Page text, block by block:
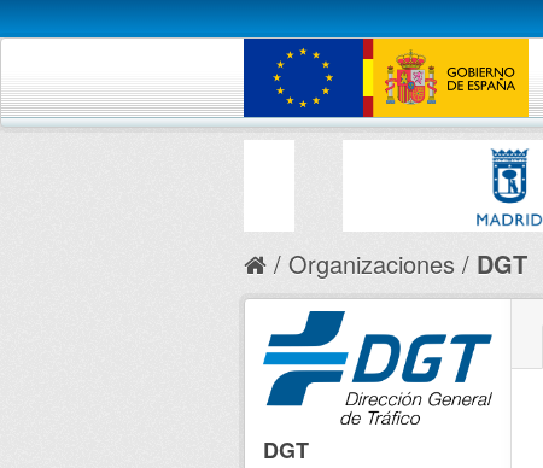
Organizaciones DGT
DGT